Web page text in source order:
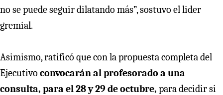
no se puede seguir dilatando más”, sostuvo el lider
gremial.
Asimismo, ratificó que con la propuesta completa del
Ejecutivo convocarán al profesorado a una
consulta, para el 28 y 29 de octubre, para decidir si